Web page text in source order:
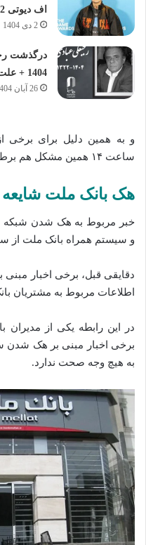
اف دیوتی 2 دی 1404 + بیوگرافی
2 دی 1404
1404 + علت فوت
26 آبان 1404
و به همین دلیل برای برخی
ساعت ۱۴ همین مشکل هم برطرف می‌ شود.
هک بانک ملت
خبر مربوط به هک شدن شبکه
و سیستم همراه بانک ملت از ساعت ۱۴ فعال
دقایقی قبل، برخی اخبار
اطلاعات مربوط به مشتریان
در این رابطه یکی از مدیران
برخی اخبار مبنی بر هک
به هیچ وجه صحت ندارد.